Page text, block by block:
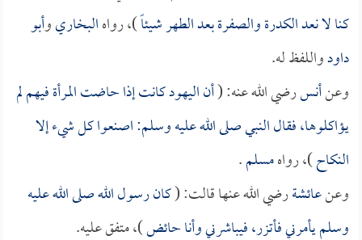
كنا لا نعد الكدرة والصفرة بعد الطهر شيئاً)، رواهالبخاريوأبو
داودواللفظ له.
وعنأنسرضي الله عنه: (أن اليهود كانت إذا حاضت المرأة فيهم لم
يؤاكلوها، فقال النبي صلى الله عليه وسلم: اصنعوا كل شيء إلا
النكاح)، رواهمسلم.
وعنعائشةرضي الله عنها قالت: (كان رسول الله صلى الله عليه
وسلم يأمرني فأتزر، فيباشرني وأنا حائض)، متفق عليه.